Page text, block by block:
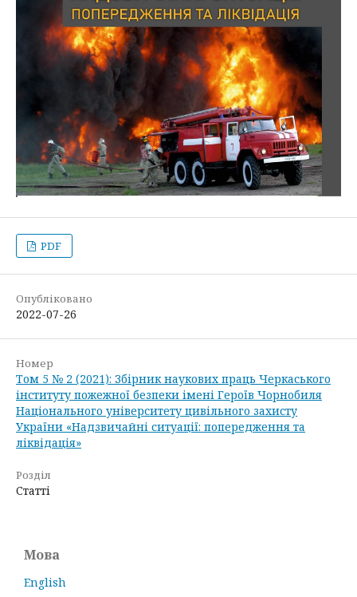
PDF
Опубліковано
2022-07-26
Номер
Том 5 № 2 (2021): Збірник наукових праць Черкаського
інституту пожежної безпеки імені Героїв Чорнобиля
Національного університету цивільного захисту
України «Надзвичайні ситуації: попередження та
ліквідація»
Розділ
Статті
Мова
English